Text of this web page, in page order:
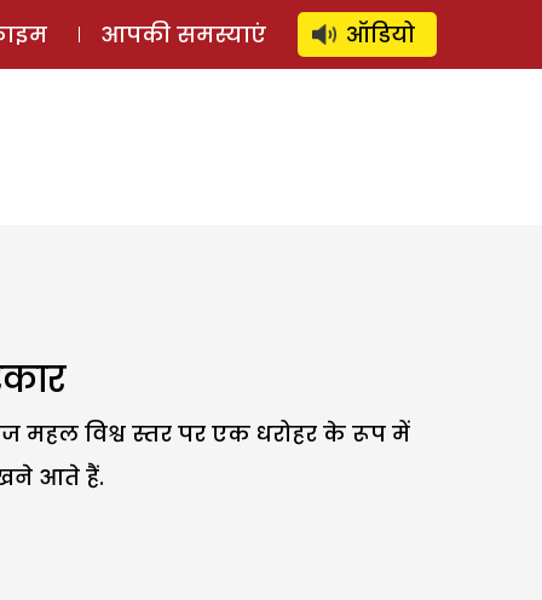
लॉग इन ⚲ SUBSCRIBE
आपकी समस्याएं ऑडियो
महल विश्व स्तर पर एक धरोहर के रूप में
आते हैं.